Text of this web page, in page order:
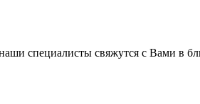
специалисты свяжутся с Вами в